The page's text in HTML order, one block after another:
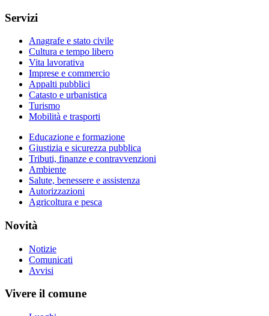
Servizi
Anagrafe e stato civile
Cultura e tempo libero
Vita lavorativa
Imprese e commercio
Appalti pubblici
Catasto e urbanistica
Turismo
Mobilità e trasporti
Educazione e formazione
Giustizia e sicurezza pubblica
Tributi, finanze e contravvenzioni
Ambiente
Salute, benessere e assistenza
Autorizzazioni
Agricoltura e pesca
Novità
Notizie
Comunicati
Avvisi
Vivere il comune